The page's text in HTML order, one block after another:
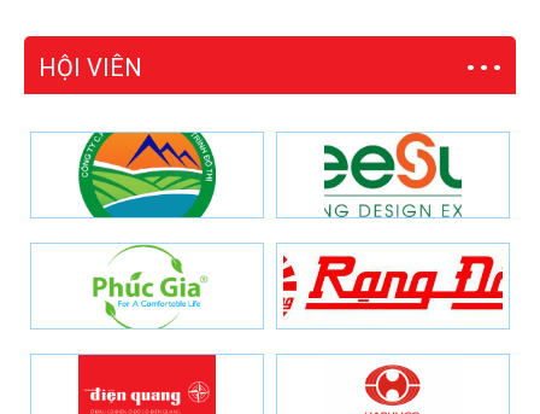
HỘI VIÊN